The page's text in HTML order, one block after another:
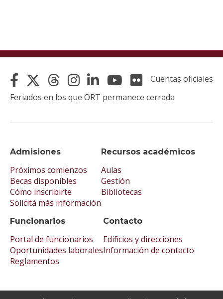
Admisiones
Próximos comienzos
Becas disponibles
Cómo inscribirte
Solicitá más información
Recursos académicos
Aulas
Gestión
Bibliotecas
Funcionarios
Portal de funcionarios
Oportunidades laborales
Reglamentos
Contacto
Edificios y direcciones
Información de contacto
Cuentas oficiales
Feriados en los que ORT permanece cerrada